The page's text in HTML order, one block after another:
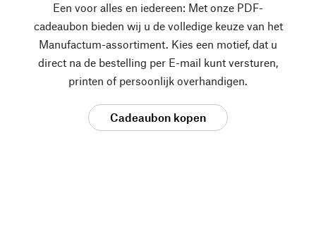
Een voor alles en iedereen: Met onze PDF-
cadeaubon bieden wij u de volledige keuze van het
Manufactum-assortiment. Kies een motief, dat u
direct na de bestelling per E-mail kunt versturen,
printen of persoonlijk overhandigen.
Cadeaubon kopen